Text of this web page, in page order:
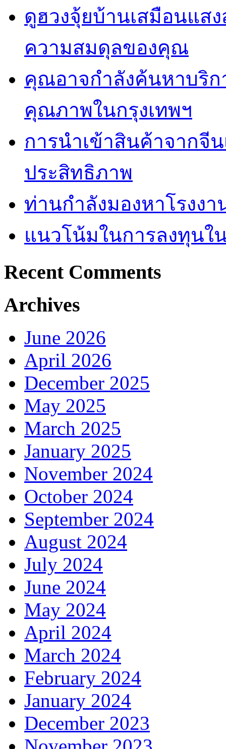
ดูฮวงจุ้ยบ้านเสมือนแส
ความสมดุลของคุณ
คุณอาจกำลังค้นหาบริกา
คุณภาพในกรุงเทพฯ
การนำเข้าสินค้าจากจี
ประสิทธิภาพ
ท่านกำลังมองหาโรงง
แนวโน้มในการลงทุนใ
Recent Comments
Archives
June 2026
April 2026
December 2025
May 2025
March 2025
January 2025
November 2024
October 2024
September 2024
August 2024
July 2024
June 2024
May 2024
April 2024
March 2024
February 2024
January 2024
December 2023